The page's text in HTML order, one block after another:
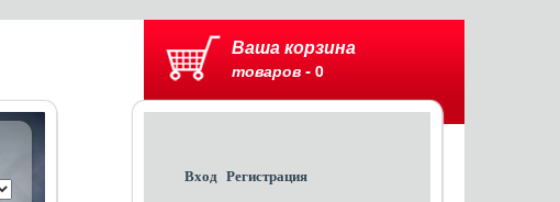
Ваша корзина
товаров - 0
Вход Регистрация